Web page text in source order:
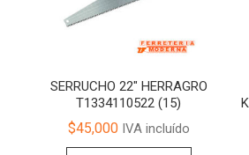
SERRUCHO 22″ HERRAGRO
T1334110522 (15)
$45,000IVA incluído